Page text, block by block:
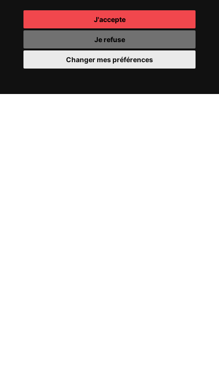
J'accepte
Je refuse
Changer mes préférences
CHANEL COCO
CHANEL OMBRE